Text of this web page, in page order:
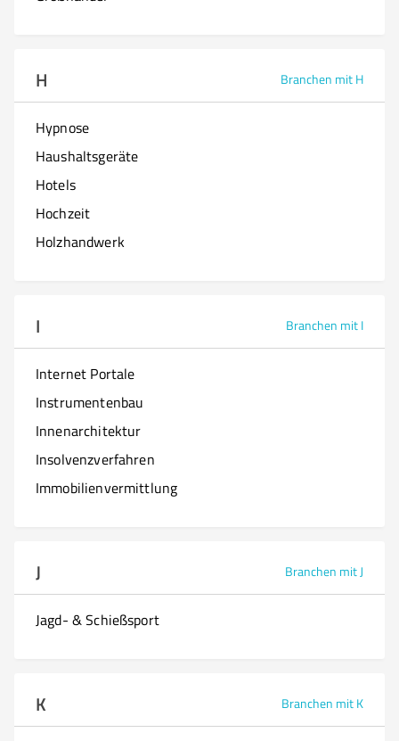
H Branchen mit H
Hypnose
Haushaltsgeräte
Hotels
Hochzeit
Holzhandwerk
I Branchen mit I
Internet Portale
Instrumentenbau
Innenarchitektur
Insolvenzverfahren
Immobilienvermittlung
J Branchen mit J
Jagd- & Schießsport
K Branchen mit K